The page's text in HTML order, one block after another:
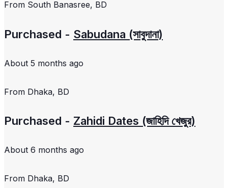
From South Banasree, BD
Purchased - Sabudana (সাবুদানা)
About 5 months ago
From Dhaka, BD
Purchased - Zahidi Dates (জাহিদি খেজুর)
About 6 months ago
From Dhaka, BD